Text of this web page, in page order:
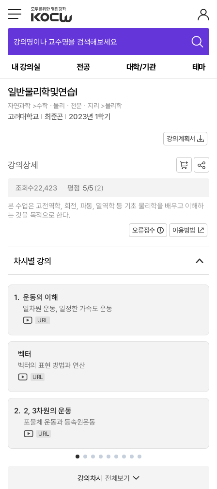
강의명이나 교수명을 검색해보세요
내 강의실 전공 대학/기관 테마
일반물리학및연습I
자연과학 >수학ㆍ물리ㆍ천문ㆍ지리 >물리학
고려대학교 최준곤 2023년 1학기
강의계획서
강의상세
조회수22,423 평점 5/5 (2)
본 수업은 고전역학, 회전, 파동, 열역학 등 기초 물리학을 배우고 이해하
는 것을 목적으로 한다.
오류접수
이용방법
차시별 강의
1. 운동의 이해
일차원 운동, 일정한 가속도 운동
URL
벡터
벡터의 표현 방법과 연산
URL
2. 2, 3차원의 운동
포물체 운동과 등속원운동
URL
강의차시 전체보기